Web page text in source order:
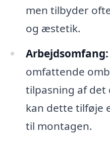
men tilbyder
og æstetik.
Arbejdsomfang:
omfattende
tilpasning af det
kan dette tilføje
til montagen.